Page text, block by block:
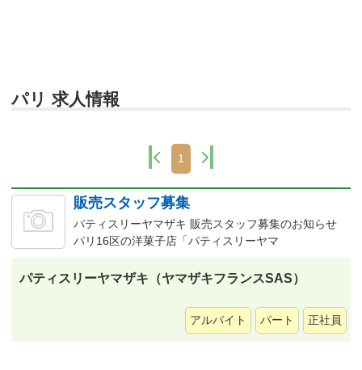
パリ 求人情報
1
販売スタッフ募集
パティスリーヤマザキ 販売スタッフ募集のお知らせ
パリ16区の洋菓子店「パティスリーヤマ
パティスリーヤマザキ（ヤマザキフランスSAS）
アルバイト パート 正社員